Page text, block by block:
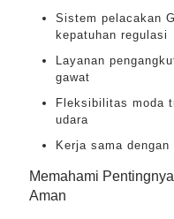
Sistem pelacakan
kepatuhan regulasi
Layanan
gawat
Fleksibilitas moda
udara
Kerja sama
Memahami
Aman